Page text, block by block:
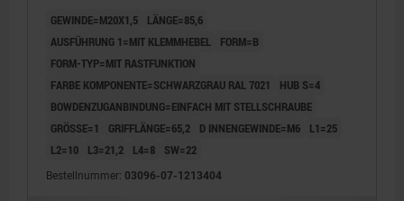
KOMP:THERMOPLAST
GEWINDE=M20X1,5
LÄNGE=85,6
AUSFÜHRUNG 1=MIT KLEMMHEBEL
FORM=B
FORM-TYP=MIT RASTFUNKTION
FARBE KOMPONENTE=SCHWARZGRAU RAL 7021
HUB S=4
BOWDENZUGANBINDUNG=EINFACH MIT STELLSCHRAUBE
GRÖSSE=1
GRIFFLÄNGE=65,2 D INNENGEWINDE=M6
L1=25
L2=10
L3=21,2 L4=8 SW=22
Bestellnummer: 03096-07-1213404